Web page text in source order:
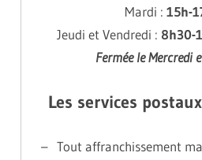
Mardi : 15h-
Jeudi et Vendredi : 8h30-
Fermée le Mercredi
Les services
– Tout affranchissement